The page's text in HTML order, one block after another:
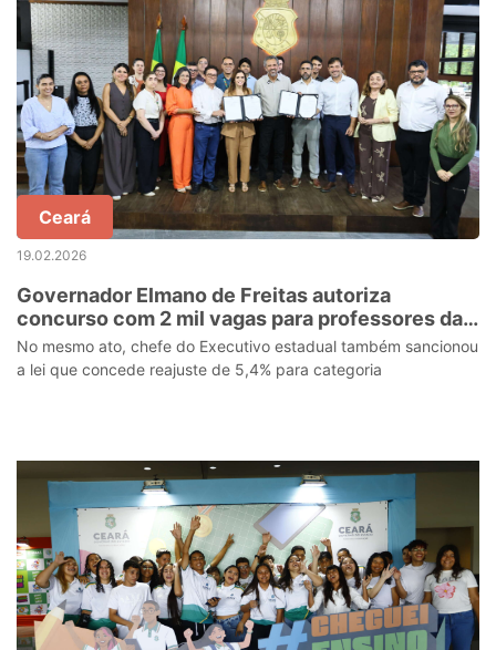
Ceará
19.02.2026
Governador Elmano de Freitas autoriza
concurso com 2 mil vagas para professores da
rede estadual
No mesmo ato, chefe do Executivo estadual também sancionou
a lei que concede reajuste de 5,4% para categoria